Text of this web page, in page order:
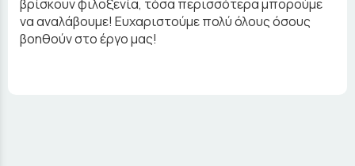
βρίσκουν φιλοξενία, τόσα περισσότερα μπορούμε
να αναλάβουμε! Ευχαριστούμε πολύ όλους όσους
βοηθούν στο έργο μας!